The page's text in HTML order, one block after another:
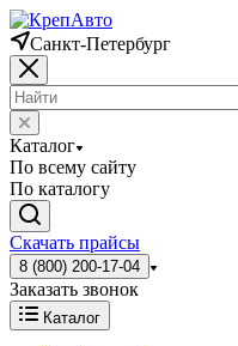
Санкт-Петербург
Каталог
По всему сайту
По каталогу
Скачать прайсы
8 (800) 200-17-04
Заказать звонок
Каталог